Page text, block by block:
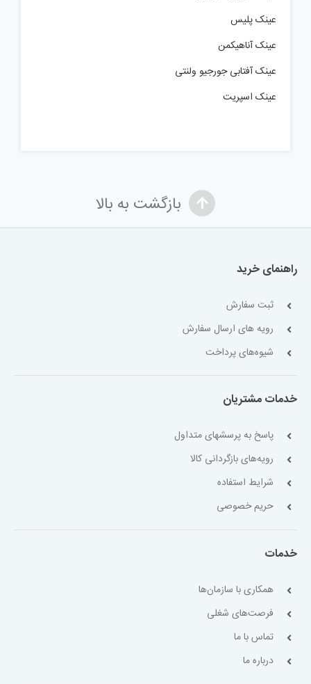
عینک پلیس
عینک آناهیکمن
عینک آفتابی جورجیو ولنتی
عینک اسپریت
بازگشت به بالا
راهنمای خرید
ثبت سفارش
رویه های ارسال سفارش
شیوه‌های پرداخت
خدمات مشتریان
پاسخ به پرسشهای متداول
رویه‌های بازگردانی کالا
شرایط استفاده
حریم خصوصی
خدمات
همکاری با سازمان‌ها
فرصت‌های شغلی
تماس با ما
درباره ما